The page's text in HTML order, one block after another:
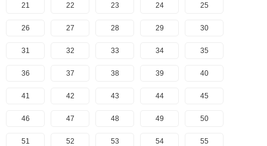
21 22 23 24 25
26 27 28 29 30
31 32 33 34 35
36 37 38 39 40
41 42 43 44 45
46 47 48 49 50
51 52 53 54 55